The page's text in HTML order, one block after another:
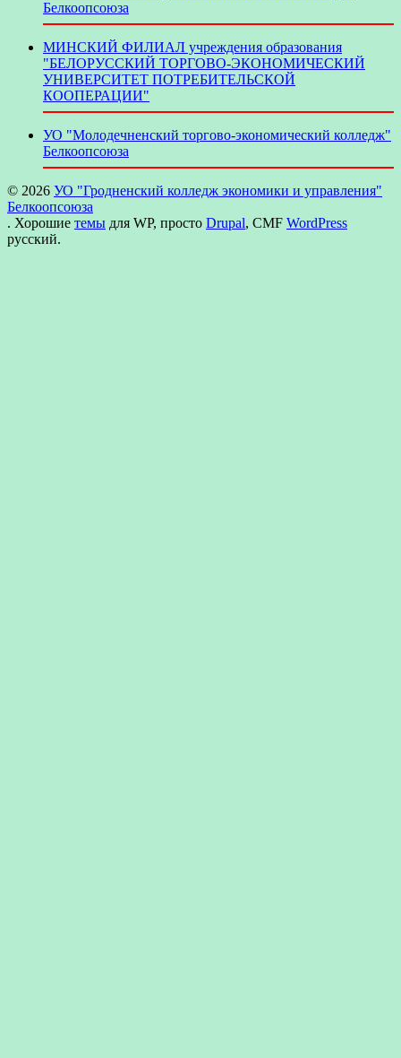
Белкоопсоюза
МИНСКИЙ ФИЛИАЛ учреждения образования
"БЕЛОРУССКИЙ ТОРГОВО-ЭКОНОМИЧЕСКИЙ
УНИВЕРСИТЕТ ПОТРЕБИТЕЛЬСКОЙ
КООПЕРАЦИИ"
УО "Молодечненский торгово-экономический колледж"
Белкоопсоюза
© 2026 УО "Гродненский колледж экономики и управления"
Белкоопсоюза
. Хорошие темы для WP, просто Drupal, CMF WordPress
русский.